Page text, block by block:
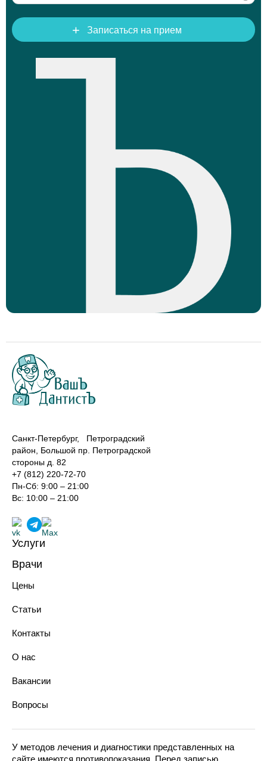
+ Записаться на прием
Санкт-Петербург, Петроградский
район, Большой пр. Петроградской
стороны д. 82
+7 (812) 220-72-70
Пн-Сб: 9:00 – 21:00
Вс: 10:00 – 21:00
Услуги
Лечение зубов
Реставрация зубов
Профилактика зубов
Протезирование зубов
Ортодонтия
Парадонтология лечения
Костультация у стоматолога
Врачи
Ортопеды
Ортодонты
Цены
Статьи
Контакты
О нас
Вакансии
Вопросы
У методов лечения и диагностики представленных на
сайте имеются противопоказания. Перед записью,